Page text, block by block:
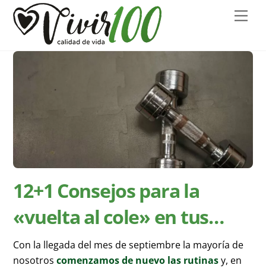
Skip
content
12+1 Consejos para la
«vuelta al cole» en tus
entrenamientos
Con la llegada del mes de septiembre la mayoría de
nosotroscomenzamos de nuevo las rutinasy, en